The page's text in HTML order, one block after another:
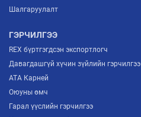
Шалгаруулалт
ГЭРЧИЛГЭЭ
REX бүртгэгдсэн экспортлогч
Давагдашгүй хүчин зүйлийн гэрчилгээ
ATA Карней
Оюуны өмч
Гарал үүслийн гэрчилгээ